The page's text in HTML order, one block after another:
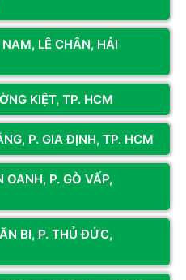
Cực Chất Tại Hoàng Long
LÊ CHÂN, HẢI
KIỆT, TP. HCM
P. GIA ĐỊNH, TP. HCM
P. GÒ VẤP,
BI, P. THỦ ĐỨC,